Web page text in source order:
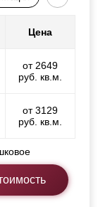
Цена
от 2649
руб. кв.м.
от 3129
руб. кв.м.